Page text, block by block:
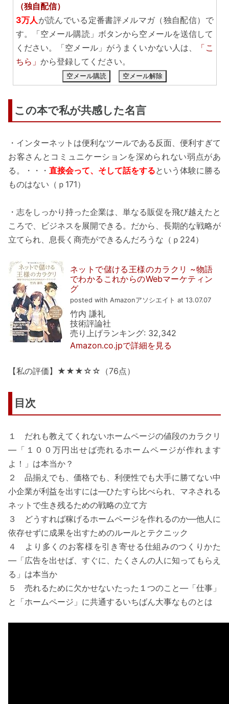
（独自配信）
3万人 が読んでいる定番書評メルマガ（独自配信）で
す。「空メール購読」ボタンから空メールを送信して
ください。「空メール」がうまくいかない人は、
「こ
ちら」 から登録してください。
空メール購読 空メール解除
この本で私が共感した名言
・インターネットは便利なツールである反面、便利すぎて
お客さんとコミュニケーションを深められない弱点があ
る。・・・ 直接会って、そして話をするという体験に勝る
ものはない（ｐ171）
・志をしっかり持った企業は、単なる販促を飛び越えたと
ころで、ビジネスを展開できる。だから、長期的な戦略が
立てられ、息長く商売ができるんだろうな（ｐ224）
ネットで儲ける王様のカラクリ ~物語
でわかるこれからのWebマーケティン
グ
posted with Amazonアソシエイト at 13.07.07
竹内 謙礼
技術評論社
売り上げランキング: 32,342
Amazon.co.jpで詳細を見る
【私の評価】★★★☆☆（76点）
目次
１ だれも教えてくれないホームページの値段のカラクリ
―「１００万円出せば売れるホームページが作れます
よ！」は本当か？
２ 品揃えでも、価格でも、利便性でも大手に勝てない中
小企業が利益を出すには―ひたすら比べられ、マネされる
ネットで生き残るための戦略の立て方
３ どうすれば稼げるホームページを作れるのか―他人に
依存せずに成果を出すためのルールとテクニック
４ より多くのお客様を引き寄せる仕組みのつくりかた
―「広告を出せば、すぐに、たくさんの人に知ってもらえ
る」は本当か
５ 売れるために欠かせないたった１つのこと―「仕事」
と「ホームページ」に共通するいちばん大事なものとは